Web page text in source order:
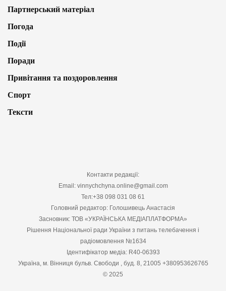
Партнерський матеріал
Погода
Події
Поради
Привітання та поздоровлення
Спорт
Тексти
Контакти редакції:
Email: vinnychchyna.online@gmail.com
Тел:+38 098 031 08 61
Головний редактор: Голошивець Анастасія
Засновник: ТОВ «УКРАЇНСЬКА МЕДІАПЛАТФОРМА»
Рішення Національної ради України з питань телебачення і
радіомовлення №1634
Ідентифікатор медіа: R40-06393
Україна, м. Вінниця бульв. Свободи , буд. 8, 21005 +380953626765
© 2025